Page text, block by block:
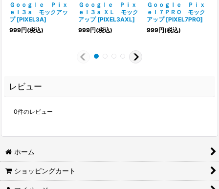
Ｇｏｏｇｌｅ Ｐｉｘ
ｅｌ３ａ モックアッ
プ [PIXEL3A]
999円(税込)
Ｇｏｏｇｌｅ Ｐｉｘ
ｅｌ３ａ ＸＬ モック
アップ [PIXEL3AXL]
999円(税込)
Ｇｏｏｇｌｅ Ｐｉｘ
ｅｌ７ＰＲＯ モック
アップ [PIXEL7PRO]
999円(税込)
レビュー
0件のレビュー
ホーム
ショッピングカート